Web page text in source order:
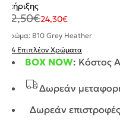
Στήριξης
32,50€24,30€
Χρώμα: B10 Grey Heather
+ 4 Επιπλέον Χρώματα
BOX NOW: Κόστος
Δωρεάν
Δωρεάν